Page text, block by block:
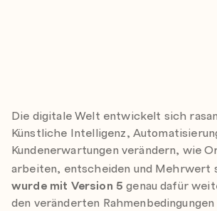
Die digitale Welt entwickelt sich
Künstliche Intelligenz,
Kundenerwartungen verändern, wie
arbeiten, entscheiden und Mehrwert
wurde mit Version 5 genau dafür
den veränderten